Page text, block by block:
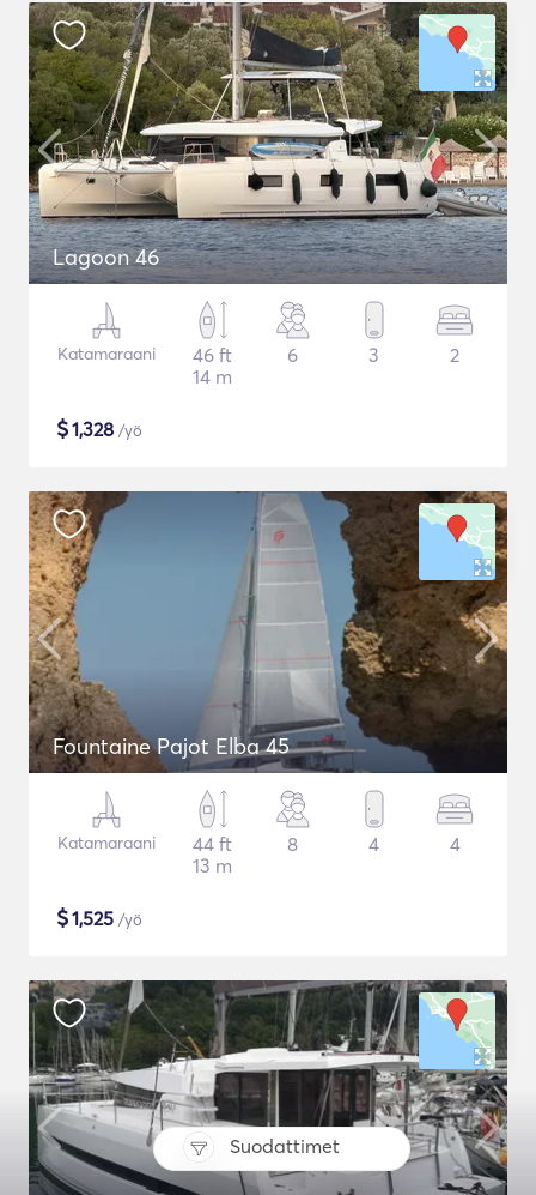
Suodattimet
Lagoon 46
Katamaraani
46 ft
14 m
6 3 2
$1,328 /yö
Fountaine Pajot Elba 45
Katamaraani
44 ft
13 m
8 4 4
$1,525 /yö